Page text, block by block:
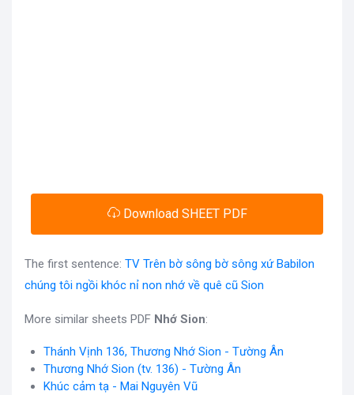
Download SHEET PDF
The first sentence: TV Trên bờ sông bờ sông xứ Babilon
chúng tôi ngồi khóc nỉ non nhớ về quê cũ Sion
More similar sheets PDF Nhớ Sion:
Thánh Vịnh 136, Thương Nhớ Sion - Tường Ân
Thương Nhớ Sion (tv. 136) - Tường Ân
Khúc cảm tạ - Mai Nguyên Vũ